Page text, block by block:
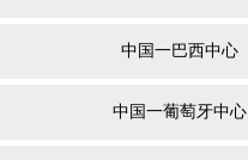
中国一巴西中心
中国一葡萄牙中心